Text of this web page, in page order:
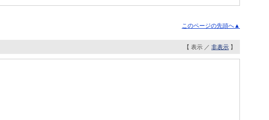
このページの先頭へ▲
【 表示 ／ 非表示 】